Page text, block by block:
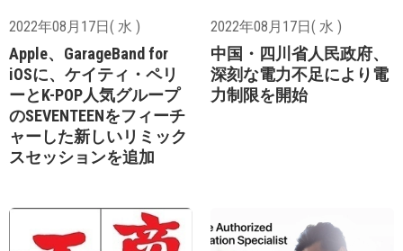
2022年08月17日( 水 )
Apple、GarageBand for
iOSに、ケイティ・ペリ
ーとK-POP人気グループ
のSEVENTEENをフィーチ
ャーした新しいリミック
スセッションを追加
2022年08月17日( 水 )
中国・四川省人民政府、
深刻な電力不足により電
力制限を開始